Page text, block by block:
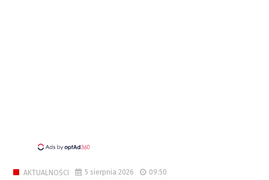
AKTUALNOŚCI 5 sierpnia 2026 09:50